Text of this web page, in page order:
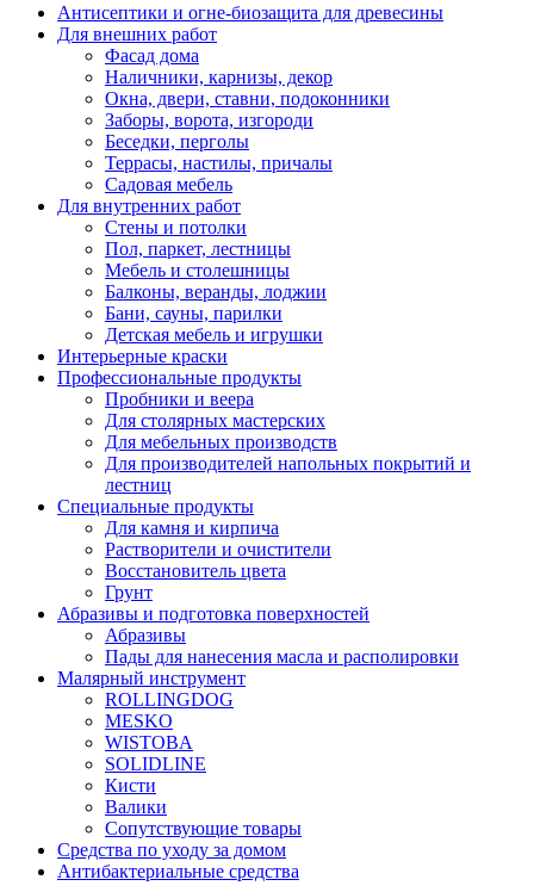
Антисептики и огне-биозащита для древесины
Для внешних работ
Фасад дома
Наличники, карнизы, декор
Окна, двери, ставни, подоконники
Заборы, ворота, изгороди
Беседки, перголы
Террасы, настилы, причалы
Садовая мебель
Для внутренних работ
Стены и потолки
Пол, паркет, лестницы
Мебель и столешницы
Балконы, веранды, лоджии
Бани, сауны, парилки
Детская мебель и игрушки
Интерьерные краски
Профессиональные продукты
Пробники и веера
Для столярных мастерских
Для мебельных производств
Для производителей напольных покрытий и
лестниц
Специальные продукты
Для камня и кирпича
Растворители и очистители
Восстановитель цвета
Грунт
Абразивы и подготовка поверхностей
Абразивы
Пады для нанесения масла и располировки
Малярный инструмент
ROLLINGDOG
MESKO
WISTOBA
SOLIDLINE
Кисти
Валики
Сопутствующие товары
Средства по уходу за домом
Антибактериальные средства